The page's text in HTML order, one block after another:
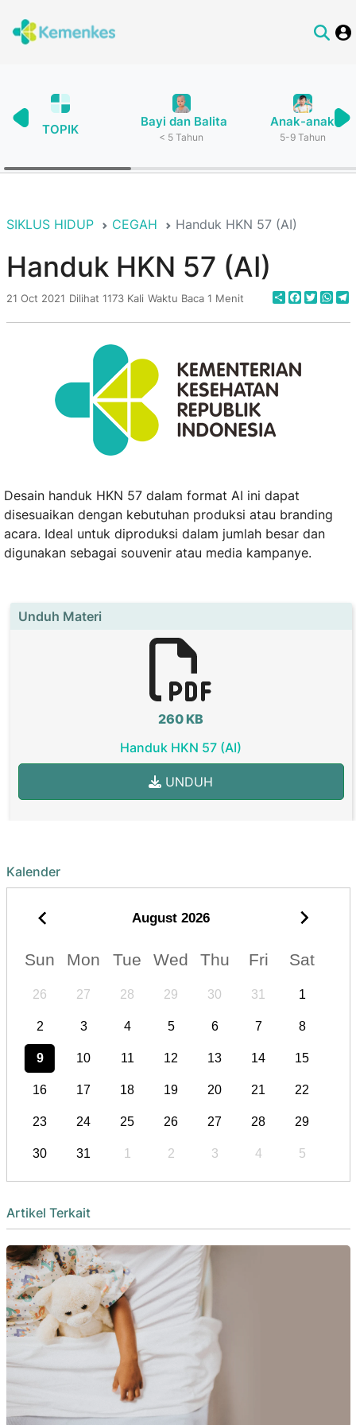
TOPIK
Bayi dan Balita
< 5 Tahun
Anak-anak
5-9 Tahun
SIKLUS HIDUP CEGAH Handuk HKN 57 (AI)
Handuk HKN 57 (AI)
21 Oct 2021 Dilihat 1173 Kali Waktu Baca 1 Menit Share
Desain handuk HKN 57 dalam format AI ini dapat
disesuaikan dengan kebutuhan produksi atau branding
acara. Ideal untuk diproduksi dalam jumlah besar dan
digunakan sebagai souvenir atau media kampanye.
Unduh Materi
260 KB
Handuk HKN 57 (AI)
UNDUH
Kalender
August 2026
Sun Mon Tue Wed Thu Fri Sat
26 27 28 29 30 31 1
2 3 4 5 6 7 8
9 10 11 12 13 14 15
16 17 18 19 20 21 22
23 24 25 26 27 28 29
30 31 1 2 3 4 5
Artikel Terkait